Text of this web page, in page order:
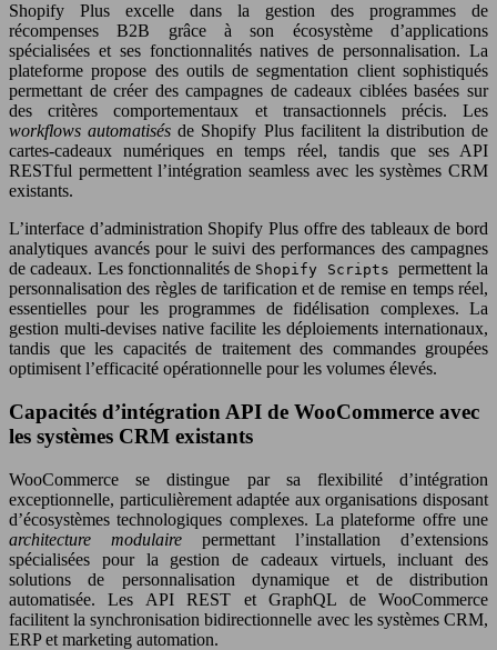
Shopify Plus excelle dans la gestion des programmes de
récompenses B2B grâce à son écosystème d’applications
spécialisées et ses fonctionnalités natives de personnalisation. La
plateforme propose des outils de segmentation client sophistiqués
permettant de créer des campagnes de cadeaux ciblées basées sur
des critères comportementaux et transactionnels précis. Les
workflows automatisésde Shopify Plus facilitent la distribution de
cartes-cadeaux numériques en temps réel, tandis que ses API
RESTful permettent l’intégration seamless avec les systèmes CRM
existants.
L’interface d’administration Shopify Plus offre des tableaux de bord
analytiques avancés pour le suivi des performances des campagnes
de cadeaux. Les fonctionnalités de Shopify Scripts permettent la
personnalisation des règles de tarification et de remise en temps réel,
essentielles pour les programmes de fidélisation complexes. La
gestion multi-devises native facilite les déploiements internationaux,
tandis que les capacités de traitement des commandes groupées
optimisent l’efficacité opérationnelle pour les volumes élevés.
Capacités d’intégration API de WooCommerce avec
les systèmes CRM existants
WooCommerce se distingue par sa flexibilité d’intégration
exceptionnelle, particulièrement adaptée aux organisations disposant
d’écosystèmes technologiques complexes. La plateforme offre une
architecture modulaire permettant l’installation d’extensions
spécialisées pour la gestion de cadeaux virtuels, incluant des
solutions de personnalisation dynamique et de distribution
automatisée. Les API REST et GraphQL de WooCommerce
facilitent la synchronisation bidirectionnelle avec les systèmes CRM,
ERP et marketing automation.